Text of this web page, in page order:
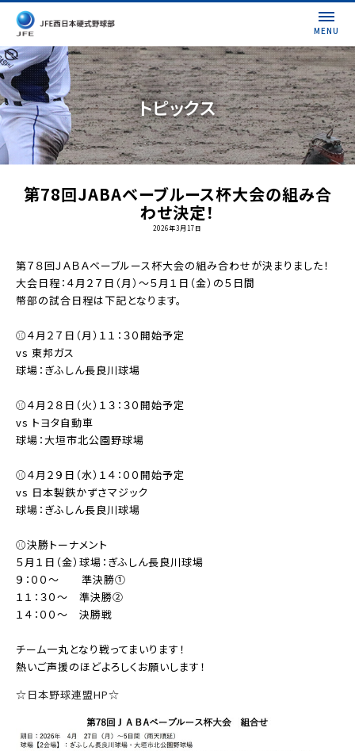
MENU
トピックス
第78回JABAベーブルース杯大会の組み合
わせ決定！
2026年3月17日
第７８回ＪＡＢＡベーブルース杯大会の組み合わせが決まりました！
大会日程：４月２７日（月）～５月１日（金）の５日間
幣部の試合日程は下記となります。
⚾４月２７日（月）１１：３０開始予定
vs 東邦ガス
球場：ぎふしん長良川球場
⚾４月２８日（火）１３：３０開始予定
vs トヨタ自動車
球場：大垣市北公園野球場
⚾４月２９日（水）１４：００開始予定
vs 日本製鉄かずさマジック
球場：ぎふしん長良川球場
⚾決勝トーナメント
５月１日（金）球場：ぎふしん長良川球場
９：００～ 準決勝①
１１：３０～ 準決勝②
１４：００～ 決勝戦
チーム一丸となり戦ってまいります！
熱いご声援のほどよろしくお願いします！
☆日本野球連盟HP☆